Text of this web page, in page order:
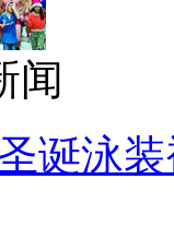
闻
诞泳